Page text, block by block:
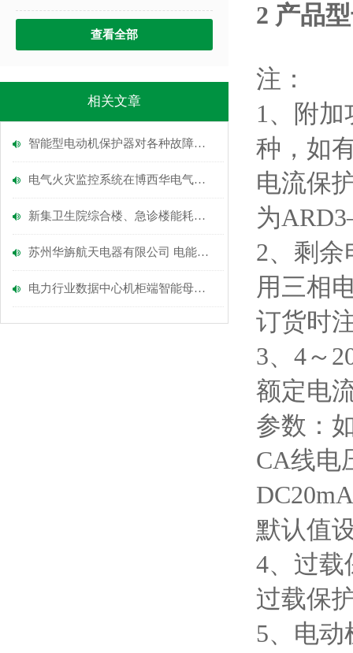
查看全部
相关文章
智能型电动机保护器对各种故障情况均能达到理想的保护
电气火灾监控系统在博西华电气二期家电中心库项目的应用
新集卫生院综合楼、急诊楼能耗监测系统的设计与应用
苏州华旃航天电器有限公司 电能管理系统的设计及应用
电力行业数据中心机柜端智能母线槽配电方案
2 产品
注：
1、附
种，如
电流保
为
2、剩
用三相
订货时
3、4～
额定电
参数：
CA线电
默认值
4、过载
过载保
5、电